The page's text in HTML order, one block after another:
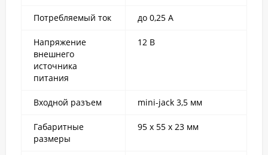
Потребляемый ток до 0,25 А
Напряжение
внешнего
источника
питания
12 В
Входной разъем mini-jack 3,5 мм
Габаритные
размеры
95 х 55 х 23 мм